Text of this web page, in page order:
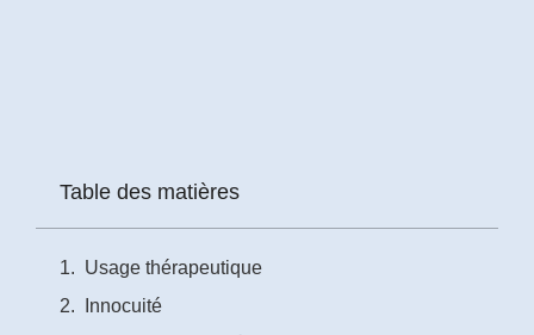
Table des matières
Usage thérapeutique
Innocuité
pourrez
désabonner
tout
temps